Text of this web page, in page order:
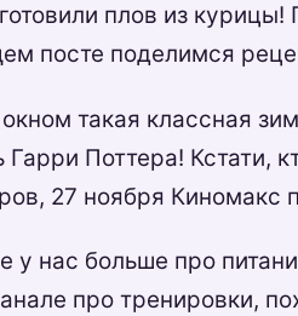
плов из
посте поделимся
такая классная
Гарри Поттера! Кстати,
27 ноября Киномакс
у нас больше про
про тренировки,